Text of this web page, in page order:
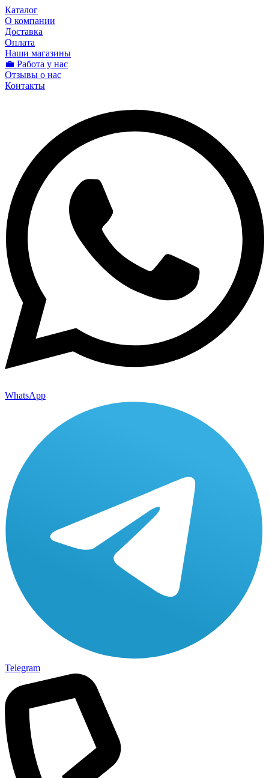
Каталог
О компании
Доставка
Оплата
Наши магазины
💼 Работа у нас
Отзывы о нас
Контакты
WhatsApp
Telegram